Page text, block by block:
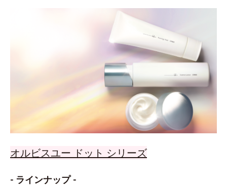
オルビスユー ドット シリーズ
- ラインナップ -